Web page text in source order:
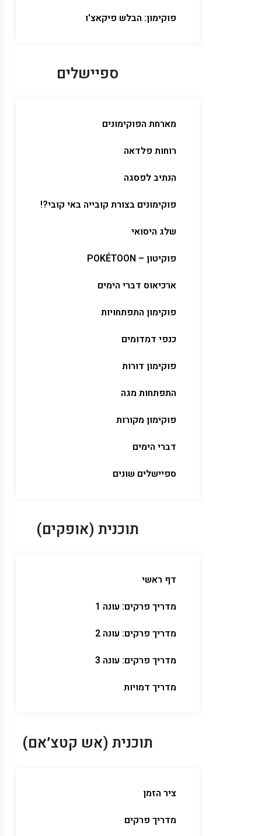
פוקימון: הבלש פיקאצ'ו
ספיישלים
מארחת הפוקימונים
רוחות פלדאה
הנתיב לפסגה
פוקימונים בצורת קובייה באי קובי?!
שלג היסואי
פוקיטון – POKÉTOON
ארכיאוס דברי הימים
פוקימון התפתחויות
כנפי דמדומים
פוקימון דורות
התפתחות מגה
פוקימון מקורות
דברי הימים
ספיישלים שונים
תוכנית (אופקים)
דף ראשי
מדריך פרקים: עונה 1
מדריך פרקים: עונה 2
מדריך פרקים: עונה 3
מדריך דמויות
תוכנית (אש קטצ׳אם)
ציר הזמן
מדריך פרקים